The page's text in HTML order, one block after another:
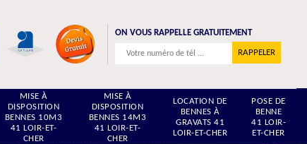
ON VOUS RAPPELLE GRATUITEMENT
MISE À
DISPOSITION
BENNES 10M3
41 LOIR-ET-
CHER
MISE À
DISPOSITION
BENNES 14M3
41 LOIR-ET-
CHER
LOCATION DE
BENNES À
GRAVATS 41
LOIR-ET-CHER
POSE DE
BENNE
41 LOIR-
ET-CHER